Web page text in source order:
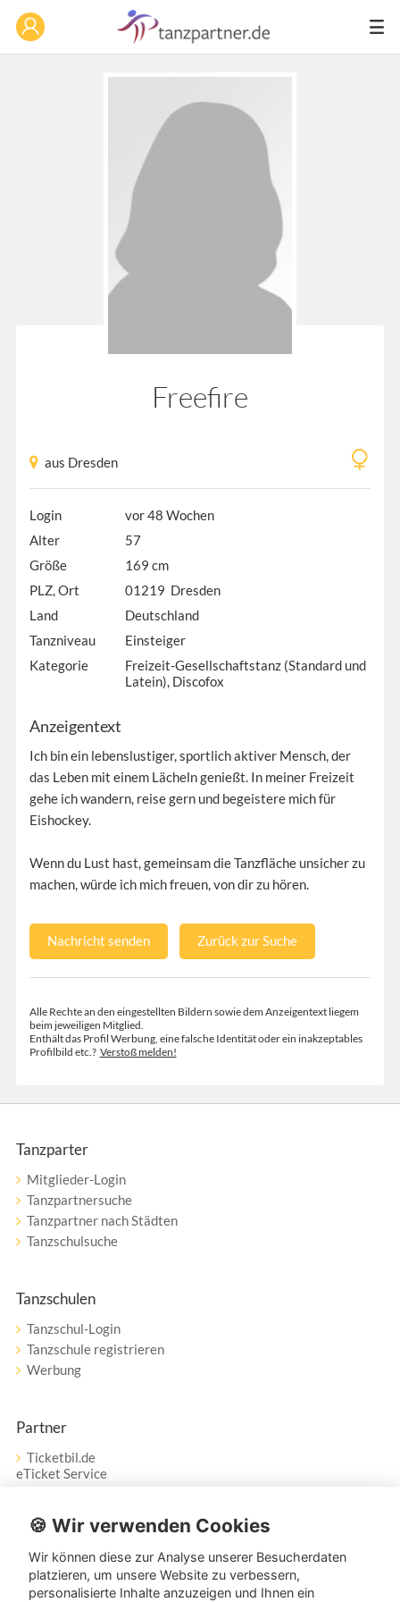
Freefire
aus Dresden
Login
vor 48 Wochen
Alter
57
Größe
169 cm
PLZ, Ort
01219 Dresden
Land
Deutschland
Tanzniveau
Einsteiger
Kategorie
Freizeit-Gesellschaftstanz (Standard und
Latein), Discofox
Anzeigentext
Ich bin ein lebenslustiger, sportlich aktiver Mensch, der
das Leben mit einem Lächeln genießt. In meiner Freizeit
gehe ich wandern, reise gern und begeistere mich für
Eishockey.
Wenn du Lust hast, gemeinsam die Tanzfläche unsicher zu
machen, würde ich mich freuen, von dir zu hören.
Nachricht senden Zurück zur Suche
Alle Rechte an den eingestellten Bildern sowie dem Anzeigentext liegem
beim jeweiligen Mitglied.
Enthält das Profil Werbung, eine falsche Identität oder ein inakzeptables
Profilbild etc.? Verstoß melden!
Tanzparter
Mitglieder-Login
Tanzpartnersuche
Tanzpartner nach Städten
Tanzschulsuche
Tanzschulen
Tanzschul-Login
Tanzschule registrieren
Werbung
Partner
Ticketbil.de
eTicket Service
Vertrag widerrufen
Service
🍪 Wir verwenden Cookies
Wir können diese zur Analyse unserer Besucherdaten
platzieren, um unsere Website zu verbessern,
personalisierte Inhalte anzuzeigen und Ihnen ein